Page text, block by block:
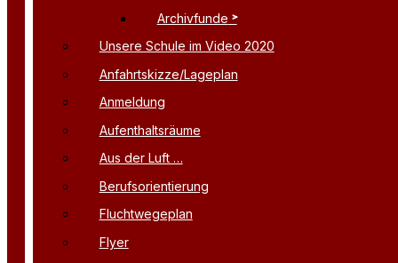
Archivfunde
Unsere Schule im Video 2020
Anfahrtskizze/Lageplan
Anmeldung
Aufenthaltsräume
Aus der Luft …
Berufsorientierung
Fluchtwegeplan
Flyer